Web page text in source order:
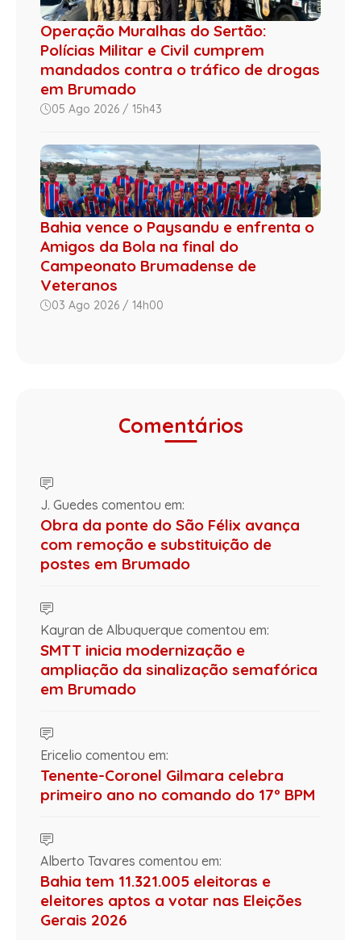
Operação Muralhas do Sertão:
Polícias Militar e Civil cumprem
mandados contra o tráfico de drogas
em Brumado
05 Ago 2026 / 15h43
Bahia vence o Paysandu e enfrenta o
Amigos da Bola na final do
Campeonato Brumadense de
Veteranos
03 Ago 2026 / 14h00
Comentários
J. Guedes comentou em:
Obra da ponte do São Félix avança
com remoção e substituição de
postes em Brumado
Kayran de Albuquerque comentou em:
SMTT inicia modernização e
ampliação da sinalização semafórica
em Brumado
Ericelio comentou em:
Tenente-Coronel Gilmara celebra
primeiro ano no comando do 17º BPM
Alberto Tavares comentou em:
Bahia tem 11.321.005 eleitoras e
eleitores aptos a votar nas Eleições
Gerais 2026